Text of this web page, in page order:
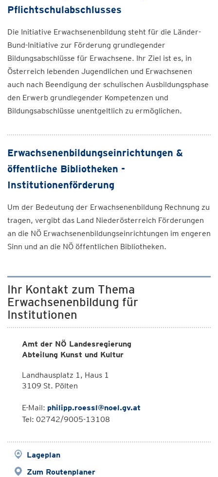
Pflichtschulabschlusses
Die Initiative Erwachsenenbildung steht für die Länder-
Bund-Initiative zur Förderung grundlegender
Bildungsabschlüsse für Erwachsene. Ihr Ziel ist es, in
Österreich lebenden Jugendlichen und Erwachsenen
auch nach Beendigung der schulischen Ausbildungsphase
den Erwerb grundlegender Kompetenzen und
Bildungsabschlüsse unentgeltlich zu ermöglichen.
Erwachsenenbildungseinrichtungen &
öffentliche Bibliotheken -
Institutionenförderung
Um der Bedeutung der Erwachsenenbildung Rechnung zu
tragen, vergibt das Land Niederösterreich Förderungen
an die NÖ Erwachsenenbildungseinrichtungen im engeren
Sinn und an die NÖ öffentlichen Bibliotheken.
Ihr Kontakt zum Thema
Erwachsenenbildung für
Institutionen
Amt der NÖ Landesregierung
Abteilung Kunst und Kultur
Landhausplatz 1, Haus 1
3109 St. Pölten
E-Mail: philipp.roessl@noel.gv.at
Tel: 02742/9005-13108
Lageplan
Zum Routenplaner